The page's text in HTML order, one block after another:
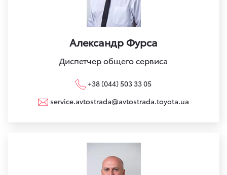
Александр Фурса
Диспетчер общего сервиса
+38 (044) 503 33 05
service.avtostrada@avtostrada.toyota.ua